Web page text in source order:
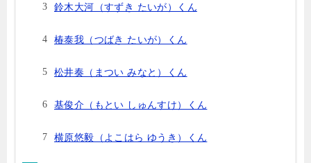
鈴木大河（すずき たいが）くん
椿泰我（つばき たいが）くん
松井奏（まつい みなと）くん
基俊介（もとい しゅんすけ）くん
横原悠毅（よこはら ゆうき）くん